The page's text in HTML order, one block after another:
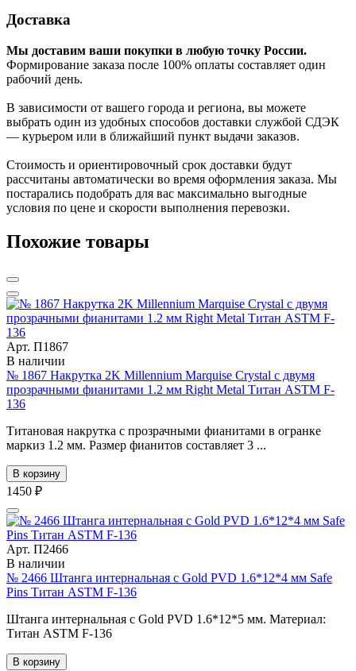
Доставка
Мы доставим ваши покупки в любую точку России.
Формирование заказа после 100% оплаты составляет один
рабочий день.
В зависимости от вашего города и региона, вы можете
выбрать один из удобных способов доставки службой СДЭК
— курьером или в ближайший пункт выдачи заказов.
Стоимость и ориентировочный срок доставки будут
рассчитаны автоматически во время оформления заказа. Мы
постарались подобрать для вас максимально выгодные
условия по цене и скорости выполнения перевозки.
Похожие товары
Арт. П1867
В наличии
№ 1867 Накрутка 2K Millennium Marquise Crystal с двумя
прозрачными фианитами 1.2 мм Right Metal Титан ASTM F-
136
Титановая накрутка с прозрачными фианитами в огранке
маркиз 1.2 мм. Размер фианитов составляет 3 ...
В корзину
1450 ₽
Арт. П2466
В наличии
№ 2466 Штанга интернальная с Gold PVD 1.6*12*4 мм Safe
Pins Титан ASTM F-136
Штанга интернальная с Gold PVD 1.6*12*5 мм. Материал:
Титан ASTM F-136
В корзину